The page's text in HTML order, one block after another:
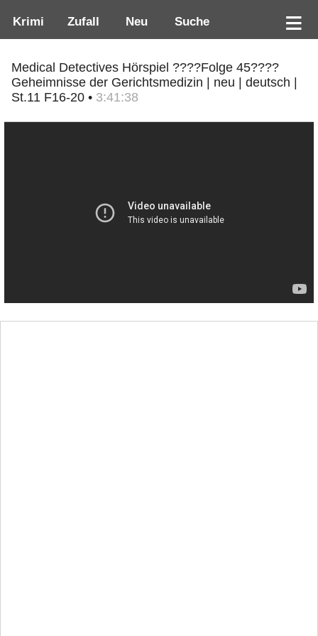
Krimi Zufall Neu Suche
Medical Detectives Hörspiel ????Folge 45????
Geheimnisse der Gerichtsmedizin | neu | deutsch |
St.11 F16-20 • 3:41:38